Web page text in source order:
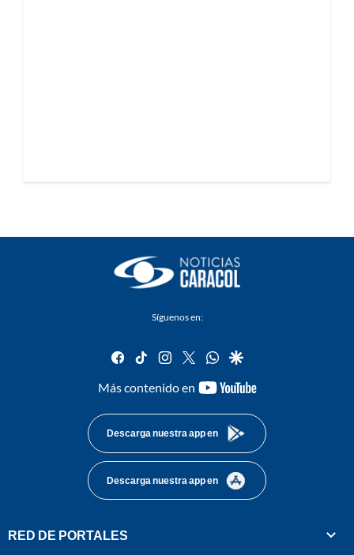
Síguenos en:
facebook
tiktok instagram
twitterwhatsapp
google
Más contenido en
youtube-
Descarga nuestra app en
Descarga nuestra app en
RED DE PORTALES